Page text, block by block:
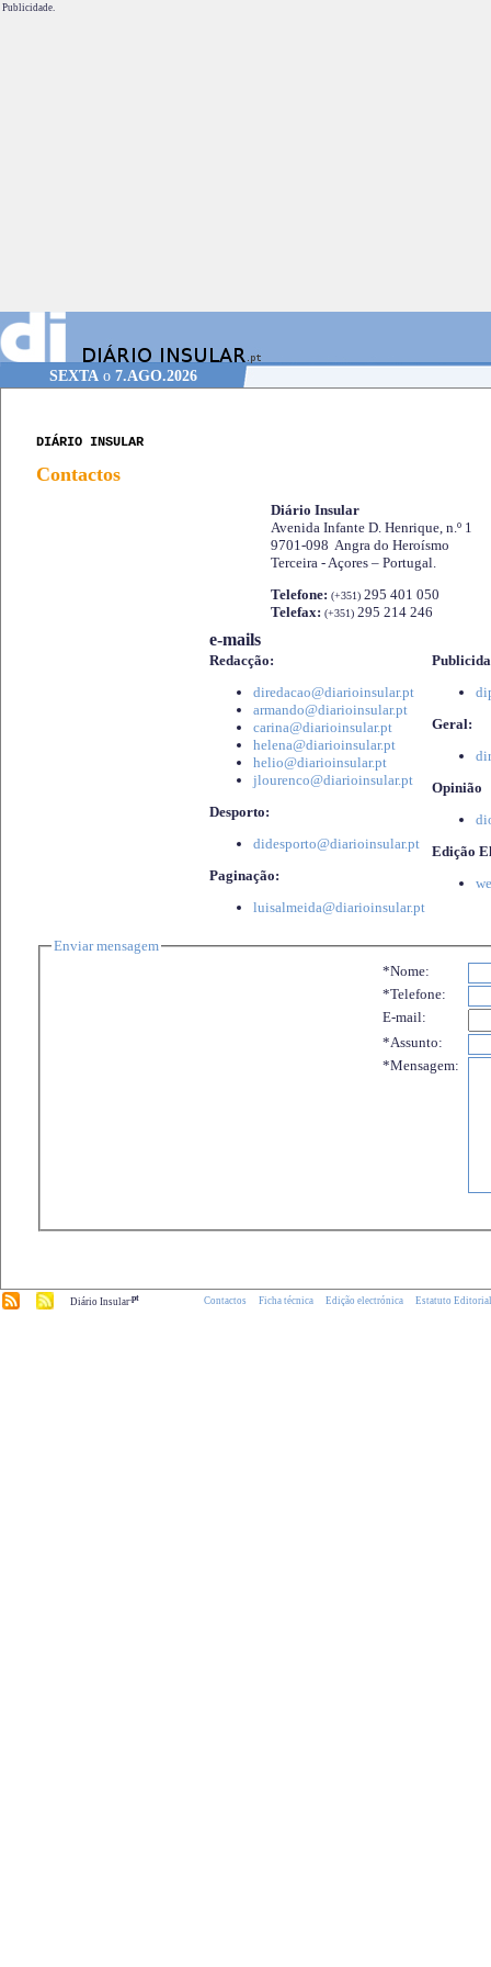
Publicidade.
SEXTA o 7.AGO.2026
DIÁRIO INSULAR
Contactos
Diário Insular
Avenida Infante D. Henrique, n.º 1
9701-098 Angra do Heroísmo
Terceira - Açores – Portugal.
Telefone: (+351) 295 401 050
Telefax: (+351) 295 214 246
e-mails
Redacção:
diredacao@diarioinsular.pt
armando@diarioinsular.pt
carina@diarioinsular.pt
helena@diarioinsular.pt
helio@diarioinsular.pt
jlourenco@diarioinsular.pt
Desporto:
didesporto@diarioinsular.pt
Paginação:
luisalmeida@diarioinsular.pt
Geral:
Opinião
Edição
Enviar mensagem
*Nome:
*Telefone:
E-mail:
*Assunto:
*Mensagem:
Diário Insular.pt Contactos Ficha técnica Edição electrónica Estatuto Editorial